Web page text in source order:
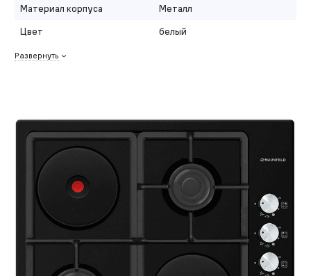
Материал корпуса
Металл
Цвет
белый
Развернуть